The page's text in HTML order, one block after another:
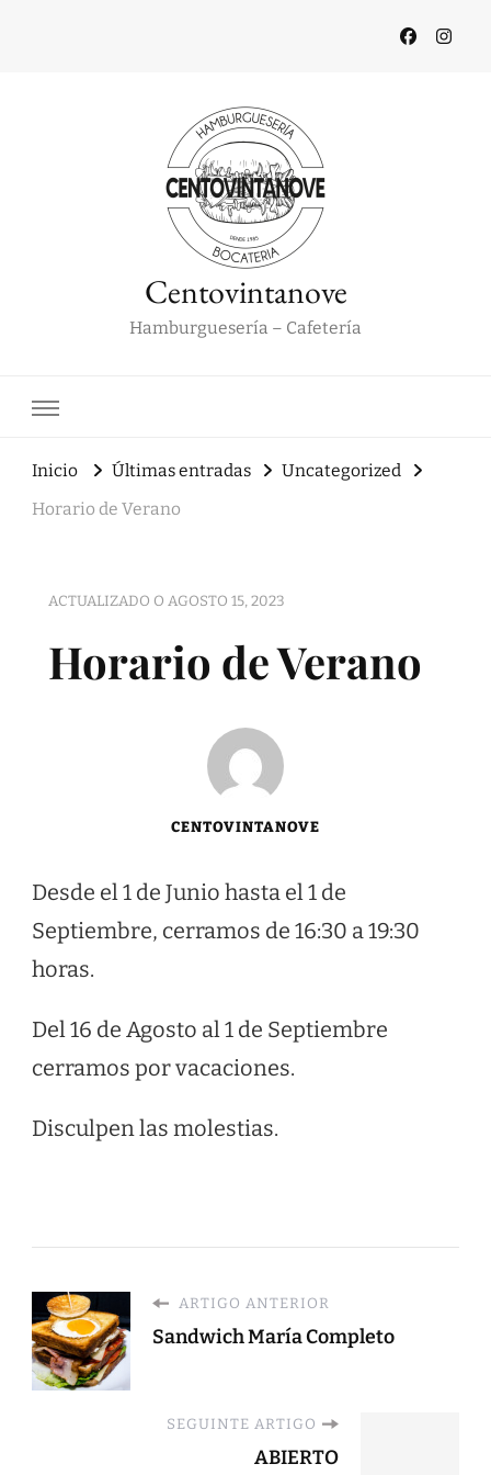
Centovintanove
Hamburguesería – Cafetería
Inicio Últimas entradas
Uncategorized
Horario de Verano
ACTUALIZADO O AGOSTO 15, 2023
Horario de Verano
CENTOVINTANOVE
Desde el 1 de Junio hasta el 1 de
Septiembre, cerramos de 16:30 a 19:30
horas.
Del 16 de Agosto al 1 de Septiembre
cerramos por vacaciones.
Disculpen las molestias.
ARTIGO ANTERIOR
Sandwich María Completo
SEGUINTE ARTIGO
ABIERTO